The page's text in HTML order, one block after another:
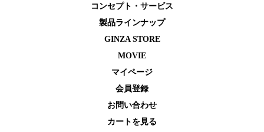
コンセプト・サービス
製品ラインナップ
GINZA STORE
MOVIE
マイページ
会員登録
お問い合わせ
カートを⾒る